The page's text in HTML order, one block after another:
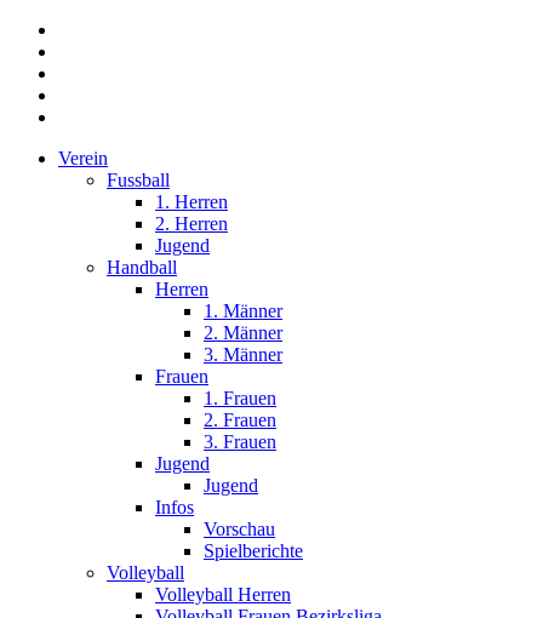
Close
Verein
Fussball
1. Herren
2. Herren
Jugend
Handball
Herren
1. Männer
2. Männer
3. Männer
Frauen
1. Frauen
2. Frauen
3. Frauen
Jugend
Jugend
Infos
Vorschau
Spielberichte
Volleyball
Volleyball Herren